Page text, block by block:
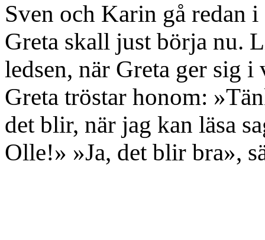
Sven och Karin gå redan
Greta skall just börja nu.
ledsen, när Greta ger sig i
Greta tröstar honom:
det blir, när jag kan läsa
Olle!» »Ja, det blir bra»,